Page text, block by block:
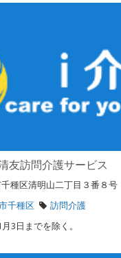
友訪問介護サービス
種区清明山二丁目３番８号
千種区
訪問介護
3日までを除く。